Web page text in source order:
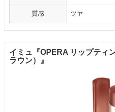
質感 ツヤ
イミュ『OPERA リップティ
ラウン）』